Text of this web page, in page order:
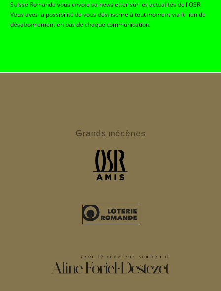
Suisse Romande vous envoie sa newsletter sur les actualités de l'OSR.
Vous avez la possibilité de vous désinscrire à tout moment via le lien de
désabonnement en bas de chaque communication.
Grands mécènes